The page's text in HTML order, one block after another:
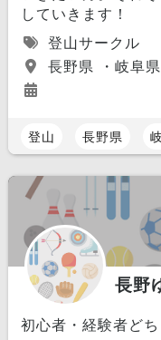
していきます！
登山サークル
長野県 ・岐阜
登山 長野県
長野
初心者・経験者どち